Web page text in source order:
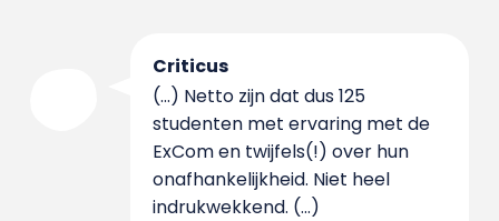
Criticus
(...) Netto zijn dat dus 125
studenten met ervaring met de
ExCom en twijfels(!) over hun
onafhankelijkheid. Niet heel
indrukwekkend. (...)